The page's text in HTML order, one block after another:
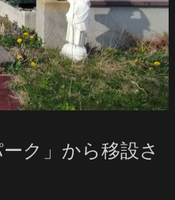
ク」から移設さ